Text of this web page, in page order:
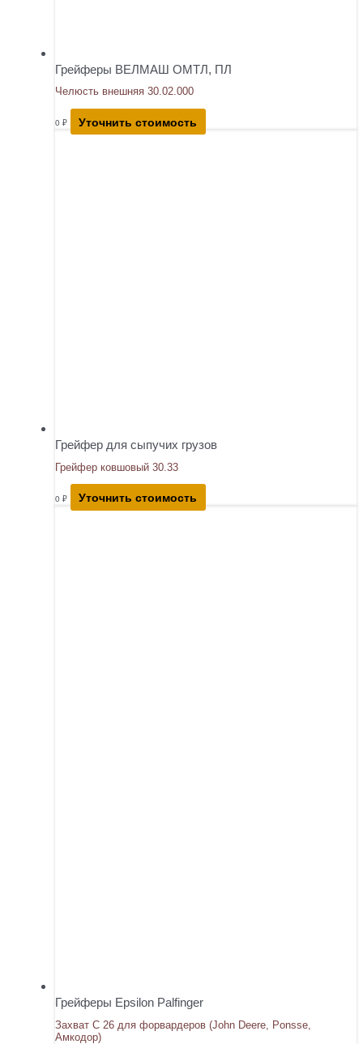
Грейферы ВЕЛМАШ ОМТЛ, ПЛ
Челюсть внешняя 30.02.000
0 ₽ Уточнить стоимость
Грейфер для сыпучих грузов
Грейфер ковшовый 30.33
0 ₽ Уточнить стоимость
Грейферы Epsilon Palfinger
Захват С 26 для форвардеров (John Deere, Ponsse,
Амкодор)